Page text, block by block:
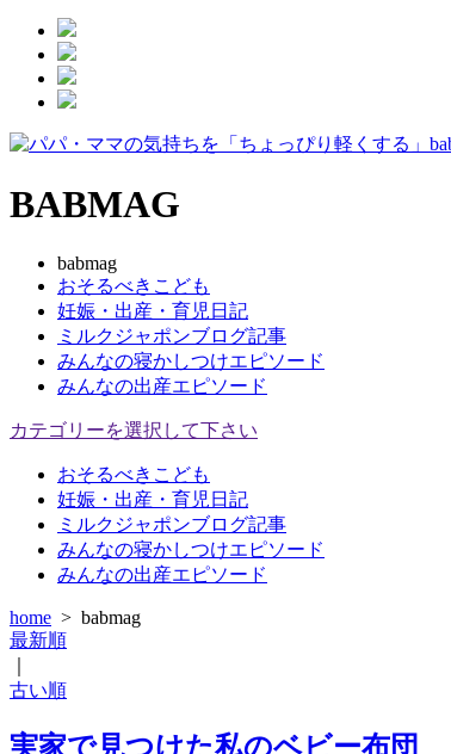
BABMAG
babmag
おそるべきこども
妊娠・出産・育児日記
ミルクジャポンブログ記事
みんなの寝かしつけエピソード
みんなの出産エピソード
カテゴリーを選択して下さい
おそるべきこども
妊娠・出産・育児日記
ミルクジャポンブログ記事
みんなの寝かしつけエピソード
みんなの出産エピソード
home > babmag
最新順
古い順
実家で見つけた私のベビー布団